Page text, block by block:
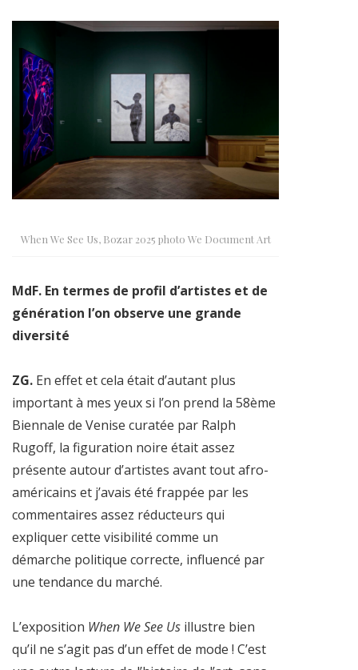
When We See Us, Bozar 2025 photo We Document Art
MdF. En termes de profil d’artistes et de
génération l’on observe une grande
diversité
ZG. En effet et cela était d’autant plus
important à mes yeux si l’on prend la 58ème
Biennale de Venise curatée par Ralph
Rugoff, la figuration noire était assez
présente autour d’artistes avant tout afro-
américains et j’avais été frappée par les
commentaires assez réducteurs qui
expliquer cette visibilité comme un
démarche politique correcte, influencé par
une tendance du marché.
L’exposition When We See Us illustre bien
qu’il ne s’agit pas d’un effet de mode ! C’est